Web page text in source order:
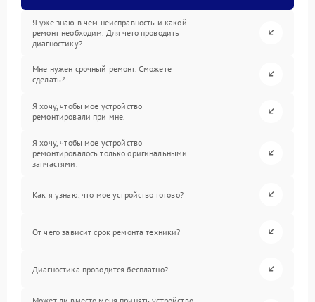
Я уже знаю в чем неисправность и какой
ремонт необходим. Для чего проводить
диагностику?
Мне нужен срочный ремонт. Сможете
сделать?
Я хочу, чтобы мое устройство
ремонтировали при мне.
Я хочу, чтобы мое устройство
ремонтировалось только оригинальными
запчастями.
Как я узнаю, что мое устройство готово?
От чего зависит срок ремонта техники?
Диагностика проводится бесплатно?